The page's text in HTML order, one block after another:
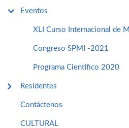
Eventos
XLI Curso Internacional de
Congreso SPMI -2021
Programa Cientifico 2020
Residentes
Contáctenos
CULTURAL